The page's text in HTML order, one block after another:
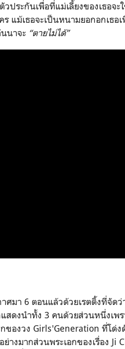
ประกันเพื่อที่แม่เลี้ยงของเธอจะ
แม้เธอจะเป็นหนามยอกอกเธอ
นาจะ “ตายไม่ได้”
ศมา 6 ตอนแล้วด้วยเรตติ้งที่จัด
สดงนำทั้ง 3 คนด้วยส่วนหนึ่งเพ
ของวง Girls'Generation ที่โด่ง
งมากส่วนพระเอกของเรื่อง Ji